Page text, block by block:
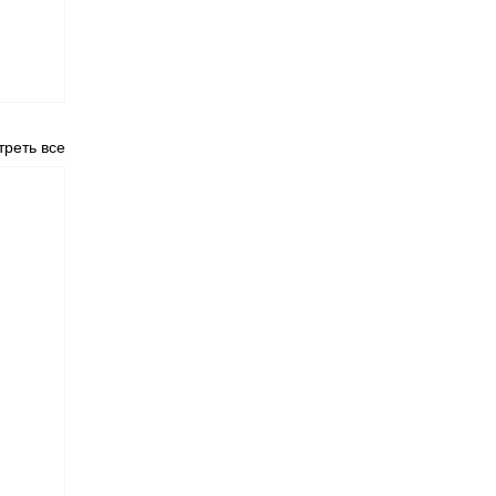
все